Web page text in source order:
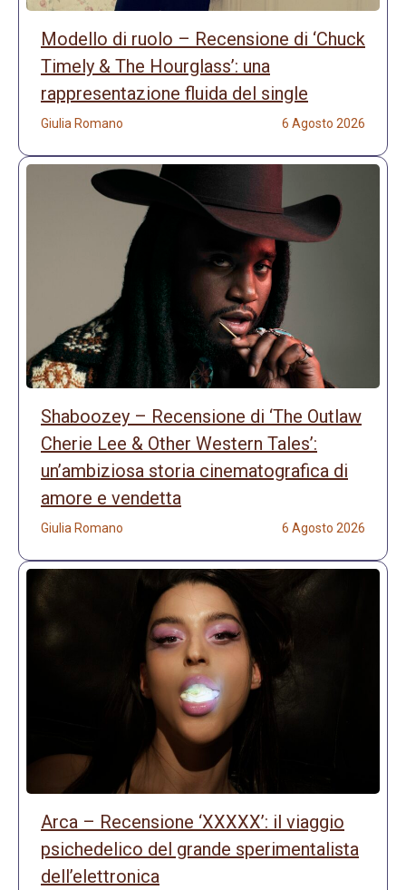
Modello di ruolo – Recensione di ‘Chuck
Timely & The Hourglass’: una
rappresentazione fluida del single
Giulia Romano 6 Agosto 2026
Shaboozey – Recensione di ‘The Outlaw
Cherie Lee & Other Western Tales’:
un’ambiziosa storia cinematografica di
amore e vendetta
Giulia Romano 6 Agosto 2026
Arca – Recensione ‘XXXXX’: il viaggio
psichedelico del grande sperimentalista
dell’elettronica